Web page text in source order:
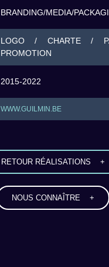
BRANDING/MEDIA/
LOGO / CHARTE /
PROMOTION
2015-2022
WWW.GUILMIN.BE
RETOUR RÉALISATIONS +
NOUS CONNAÎTRE +